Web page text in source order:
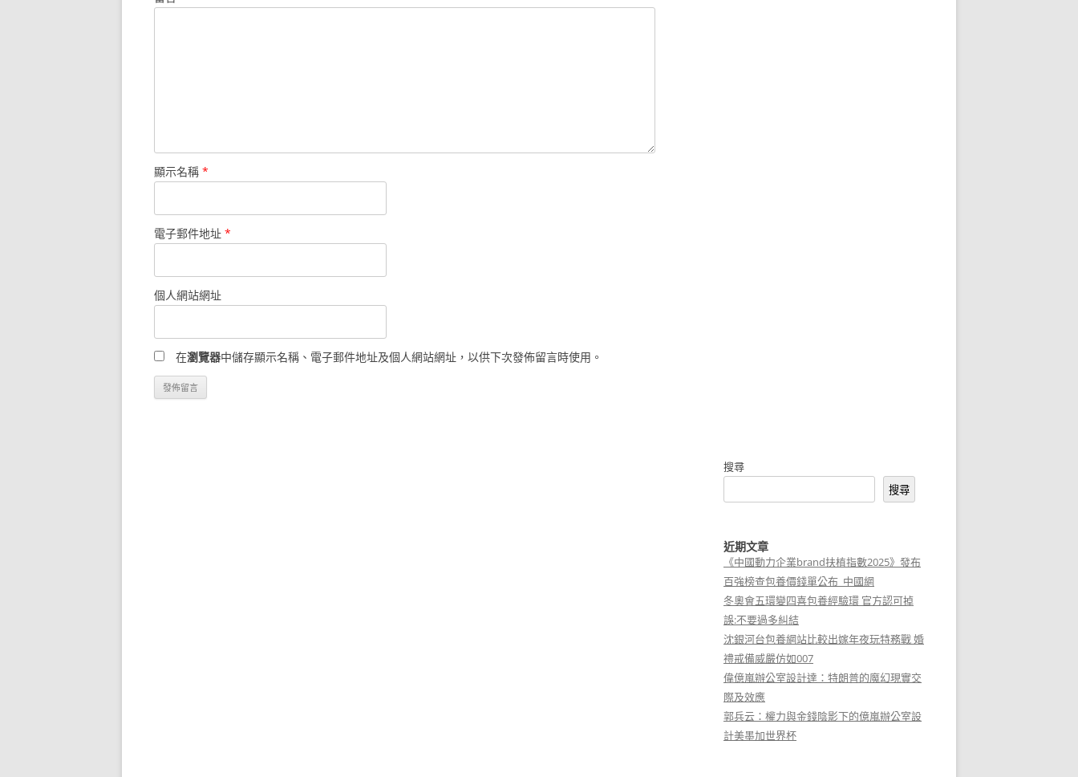
顯示名稱 *
電子郵件地址 *
個人網站網址
在瀏覽器中儲存顯示名稱、電子郵件地址及個人網站網址，以供下次發佈留言時使用。
搜尋
搜尋
近期文章
《中國動力企業brand扶植指數2025》發布
百強榜查包養價錢單公布_中國網
冬奧會五環變四喜包養經驗環 官方認可掉
誤:不要過多糾結
沈銀河台包養網站比較出嫁年夜玩特務戰 婚
禮戒備威嚴仿如007
偉億嵐辦公室設計達：特朗普的魔幻現實交
際及效應
郭兵云：權力與金錢陰影下的億嵐辦公室設
計美墨加世界杯